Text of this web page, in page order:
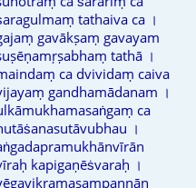
tathaiva ca ।
gavākṣaṃ gavayam
tathā ।
ca dvividaṃ caiva
gandhamādanam ।
ca
।
kapigaṇēṡvaraḥ ।